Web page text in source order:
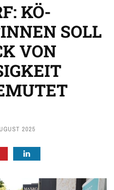
KÖ-
SOLL
VON
2025